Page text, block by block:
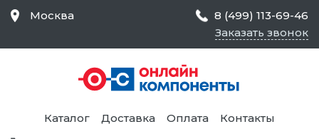
Москва
8 (499) 113-69-46
Заказать звонок
Каталог Доставка Оплата Контакты
Средства Контроля
Статического
Электричества и
Безопасности,
Товары для Чистых